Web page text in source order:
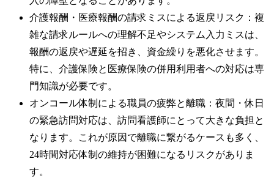
介護報酬・医療報酬の請求ミスによる返戻リスク：複
雑な請求ルールへの理解不足やシステム入力ミスは、
報酬の返戻や遅延を招き、資金繰りを悪化させます。
特に、介護保険と医療保険の併用利用者への対応は専
門知識が必要です。
オンコール体制による職員の疲弊と離職：夜間・休日
の緊急訪問対応は、訪問看護師にとって大きな負担と
なります。これが原因で離職に繋がるケースも多く、
24時間対応体制の維持が困難になるリスクがありま
す。